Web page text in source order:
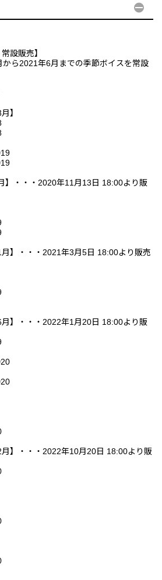
設販売】
ら2021年6月までの季節ボイスを常設
】
】・・・2020年11月13日 18:00より販
月】・・・2021年3月5日 18:00より販売
月】・・・2022年1月20日 18:00より販
月】・・・2022年10月20日 18:00より販